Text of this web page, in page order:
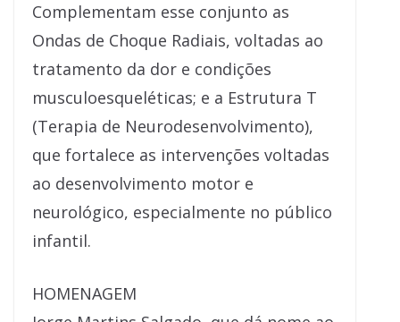
Complementam esse conjunto as
Ondas de Choque Radiais, voltadas ao
tratamento da dor e condições
musculoesqueléticas; e a Estrutura T
(Terapia de Neurodesenvolvimento),
que fortalece as intervenções voltadas
ao desenvolvimento motor e
neurológico, especialmente no público
infantil.
HOMENAGEM